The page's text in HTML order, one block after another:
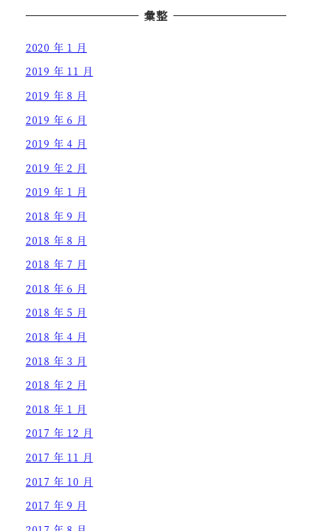
彙整
2020 年 1 月
2019 年 11 月
2019 年 8 月
2019 年 6 月
2019 年 4 月
2019 年 2 月
2019 年 1 月
2018 年 9 月
2018 年 8 月
2018 年 7 月
2018 年 6 月
2018 年 5 月
2018 年 4 月
2018 年 3 月
2018 年 2 月
2018 年 1 月
2017 年 12 月
2017 年 11 月
2017 年 10 月
2017 年 9 月